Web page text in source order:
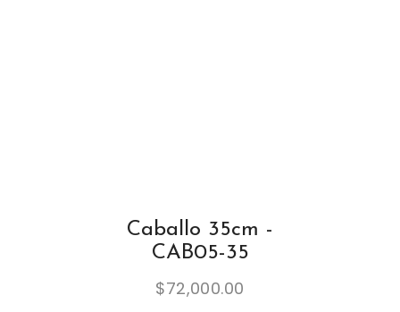
Caballo 35cm -
CAB05-35
$72,000.00